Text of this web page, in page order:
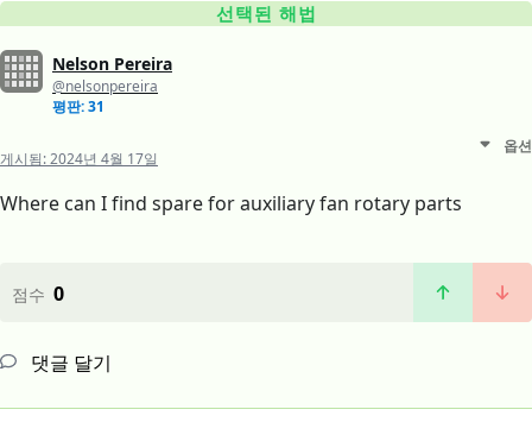
선택된 해법
Nelson Pereira
@nelsonpereira
평판: 31
게시됨:2024년 4월 17일
옵션
Where can I find spare for auxiliary fan rotary parts
점수 0
댓글 달기